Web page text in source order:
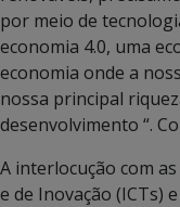
por meio de
economia 4.0, uma
economia onde a
nossa principal
desenvolvimento “.
A interlocução com
e de Inovação (ICTs)